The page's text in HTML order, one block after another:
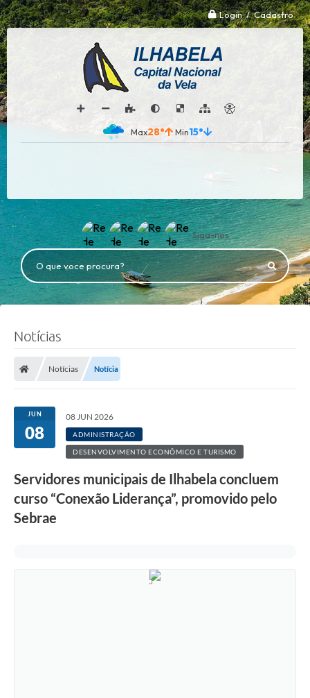
Login / Cadastro
28° 15°
Siga-nos
O que voce procura?
Notícias
Notícias Notícia
JUN
08
08 JUN 2026
ADMINISTRAÇÃO
DESENVOLVIMENTO ECONÔMICO E TURISMO
Servidores municipais de Ilhabela concluem
curso “Conexão Liderança”, promovido pelo
Sebrae